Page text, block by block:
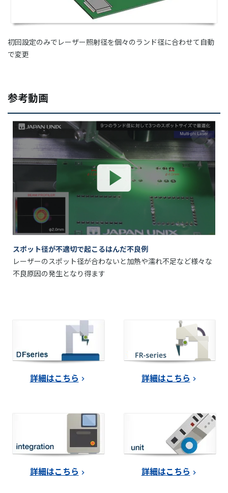
初回設定のみでレーザー照射径を個々のランド径に合わせて自動
で変更
参考動画
スポット径が不適切で起こるはんだ不良例
レーザーのスポット径が合わないと加熱や濡れ不足など様々な
不良原因の発生となり得ます
詳細はこちら 詳細はこちら
詳細はこちら 詳細はこちら